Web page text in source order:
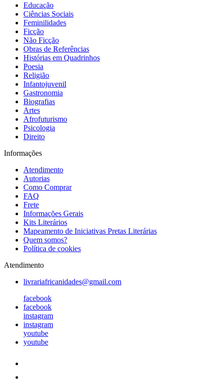
Educação
Ciências Sociais
Feminilidades
Ficção
Não Ficção
Obras de Referências
Histórias em Quadrinhos
Poesia
Religião
Infantojuvenil
Gastronomia
Biografias
Artes
Afrofuturismo
Psicologia
Direito
Informações
Atendimento
Autorias
Como Comprar
FAQ
Frete
Informações Gerais
Kits Literários
Mapeamento de Iniciativas Pretas Literárias
Quem somos?
Política de cookies
Atendimento
livrariafricanidades@gmail.com
facebook
facebook
instagram
instagram
youtube
youtube